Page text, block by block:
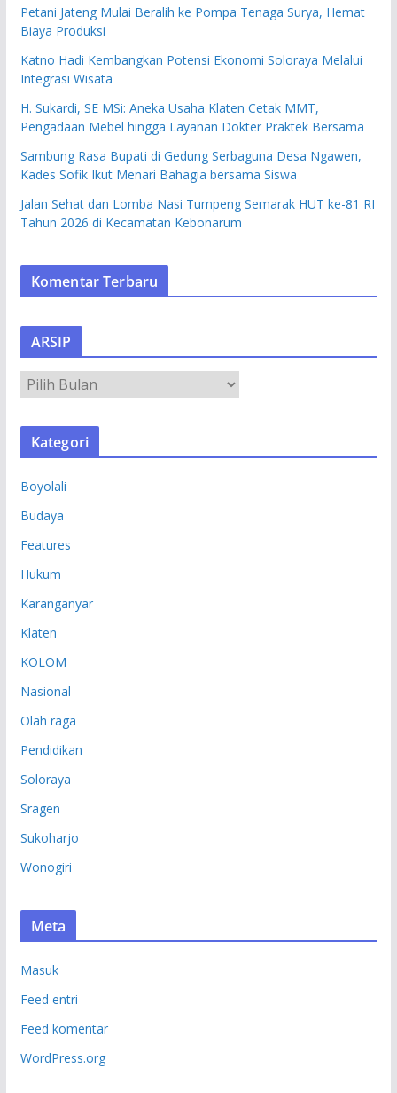
Petani Jateng Mulai Beralih ke Pompa Tenaga Surya, Hemat
Biaya Produksi
Katno Hadi Kembangkan Potensi Ekonomi Soloraya Melalui
Integrasi Wisata
H. Sukardi, SE MSi: Aneka Usaha Klaten Cetak MMT,
Pengadaan Mebel hingga Layanan Dokter Praktek Bersama
Sambung Rasa Bupati di Gedung Serbaguna Desa Ngawen,
Kades Sofik Ikut Menari Bahagia bersama Siswa
Jalan Sehat dan Lomba Nasi Tumpeng Semarak HUT ke-81 RI
Tahun 2026 di Kecamatan Kebonarum
Komentar Terbaru
ARSIP
R
S
Kategori
Boyolali
Budaya
Features
Hukum
Karanganyar
Klaten
KOLOM
Nasional
Olah raga
Pendidikan
Soloraya
Sragen
Sukoharjo
Wonogiri
Meta
Masuk
Feed entri
Feed komentar
WordPress.org